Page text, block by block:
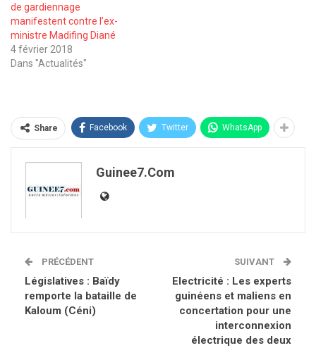
de gardiennage
manifestent contre l’ex-
ministre Madifing Diané
4 février 2018
Dans "Actualités"
Share Facebook Twitter WhatsApp
Guinee7.com
PRÉCÉDENT
Législatives : Baïdy
remporte la bataille de
Kaloum (Céni)
SUIVANT
Electricité : Les experts
guinéens et maliens en
concertation pour une
interconnexion
électrique des deux